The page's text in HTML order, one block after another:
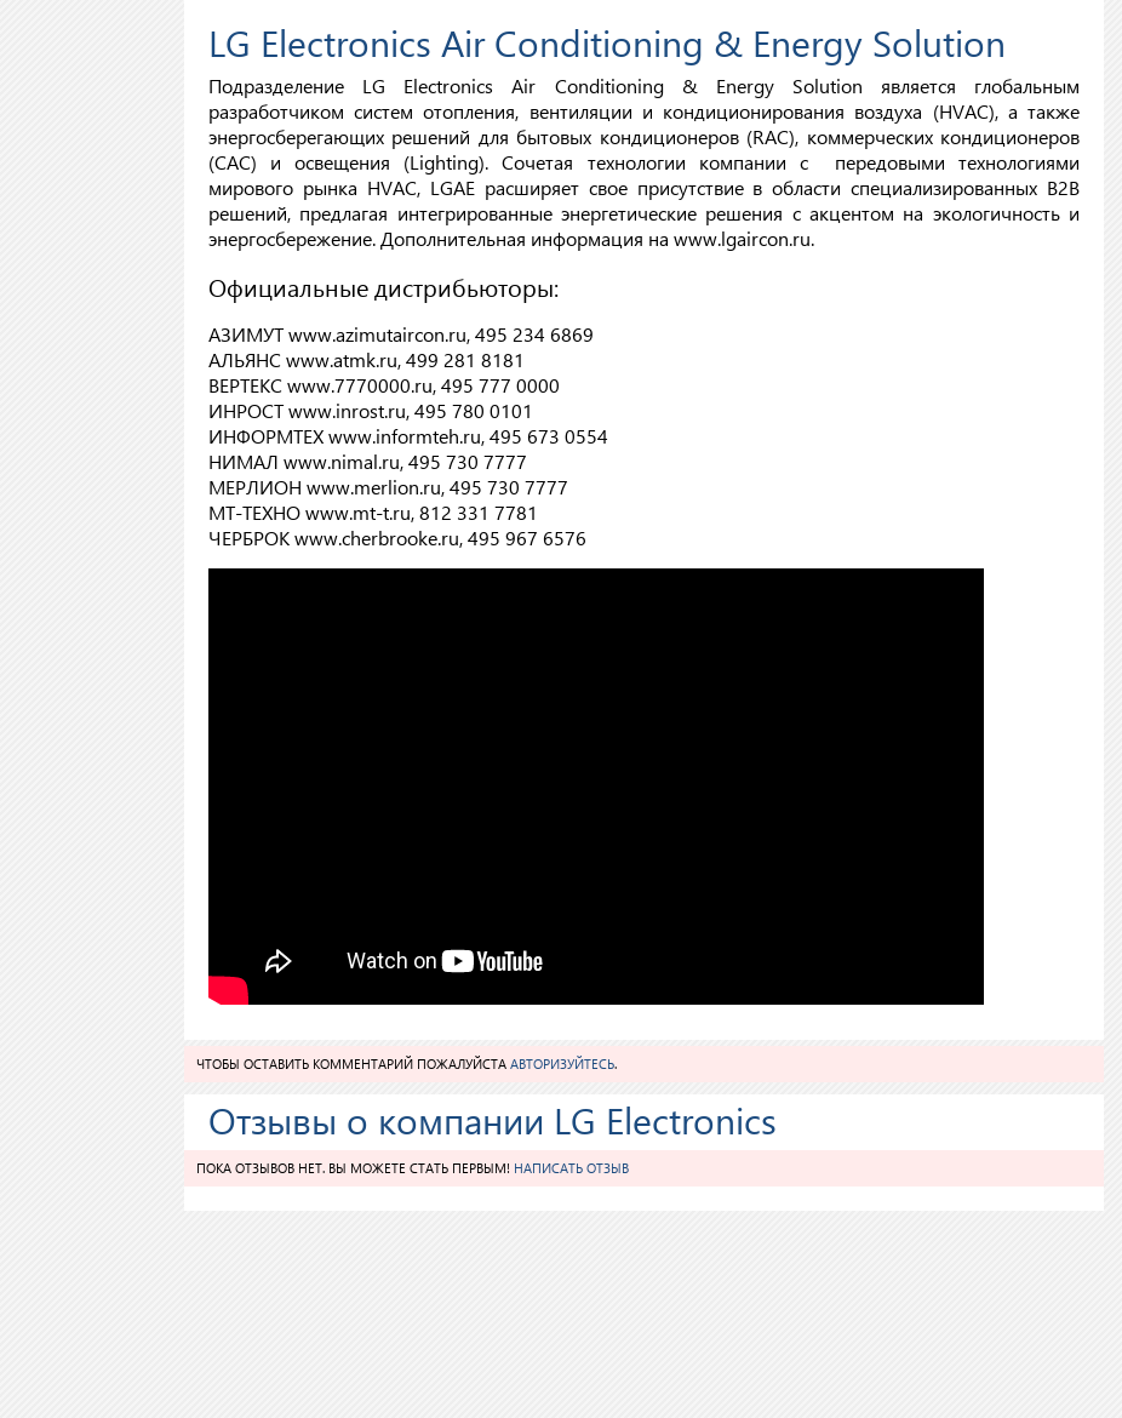
LG Electronics Air Conditioning & Energy Solution
Подразделение LG Electronics Air Conditioning & Energy Solution является глобальным
разработчиком систем отопления, вентиляции и кондиционирования воздуха (HVAC), а также
энергосберегающих решений для бытовых кондиционеров (RAC), коммерческих кондиционеров
(CAC) и освещения (Lighting). Сочетая технологии компании с передовыми технологиями
мирового рынка HVAC, LGAE расширяет свое присутствие в области специализированных B2B
решений, предлагая интегрированные энергетические решения с акцентом на экологичность и
энергосбережение. Дополнительная информация на www.lgaircon.ru.
Официальные дистрибьюторы:
АЗИМУТ www.azimutaircon.ru, 495 234 6869
АЛЬЯНС www.atmk.ru, 499 281 8181
ВЕРТЕКС www.7770000.ru, 495 777 0000
ИНРОСТ www.inrost.ru, 495 780 0101
ИНФОРМТЕХ www.informteh.ru, 495 673 0554
НИМАЛ www.nimal.ru, 495 730 7777
МЕРЛИОН www.merlion.ru, 495 730 7777
МТ-ТЕХНО www.mt-t.ru, 812 331 7781
ЧЕРБРОК www.cherbrooke.ru, 495 967 6576
ЧТОБЫ ОСТАВИТЬ КОММЕНТАРИЙ ПОЖАЛУЙСТА АВТОРИЗУЙТЕСЬ.
Отзывы о компании LG Electronics
ПОКА ОТЗЫВОВ НЕТ. ВЫ МОЖЕТЕ СТАТЬ ПЕРВЫМ! НАПИСАТЬ ОТЗЫВ